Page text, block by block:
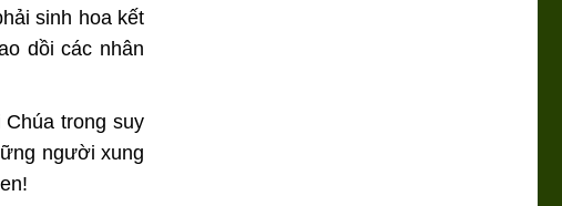
sinh hoa kết
dồi các nhân
trong suy
người xung